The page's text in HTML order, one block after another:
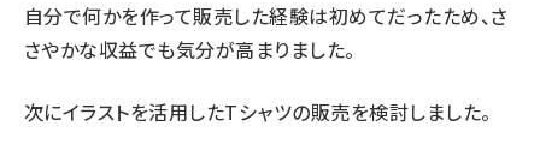
自分で何かを作って販売した経験は初めてだったため、さ
さやかな収益でも気分が高まりました。
次にイラストを活用したTシャツの販売を検討しました。